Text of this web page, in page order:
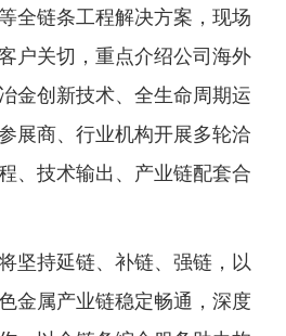
全链条工程解决方案，现场
户关切，重点介绍公司海外
金创新技术、全生命周期运
展商、行业机构开展多轮洽
、技术输出、产业链配套合
坚持延链、补链、强链，以
金属产业链稳定畅通，深度